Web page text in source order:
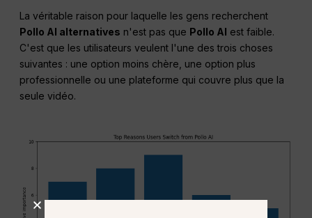
La véritable raison pour laquelle les gens recherchent
Pollo AI alternatives n'est pas que Pollo AI est faible.
C'est que les utilisateurs veulent l'une des trois choses
suivantes : une option moins chère, une option plus
professionnelle ou une plateforme qui couvre plus que la
seule vidéo.